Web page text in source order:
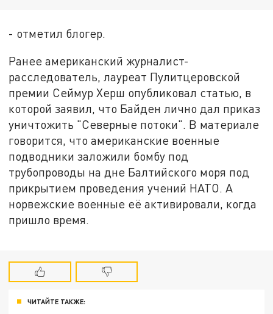
- отметил блогер.
Ранее американский журналист-
расследователь, лауреат Пулитцеровской
премии Сеймур Херш опубликовал статью, в
которой заявил, что Байден лично дал приказ
уничтожить "Северные потоки". В материале
говорится, что американские военные
подводники заложили бомбу под
трубопроводы на дне Балтийского моря под
прикрытием проведения учений НАТО. А
норвежские военные её активировали, когда
пришло время.
ЧИТАЙТЕ ТАКЖЕ: